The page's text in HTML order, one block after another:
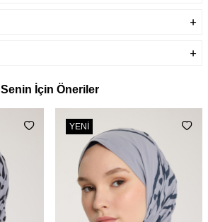
Senin İçin Öneriler
YENI